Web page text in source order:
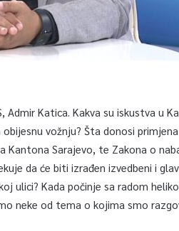
Katica. Kakva su iskustva u
vožnju? Šta donosi
Kantona Sarajevo, te Zakona o
da će biti izrađen izvedbeni i
ulici? Kada počinje sa radom
neke od tema o kojima smo